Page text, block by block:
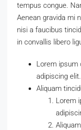
tempus congue.
Aenean gravida mi
nisi a faucibus
in convallis libero
Lorem ipsum
adipiscing elit.
Aliquam
Lorem